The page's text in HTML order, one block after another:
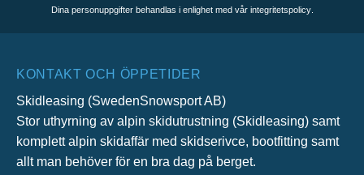
Dina personuppgifter behandlas i enlighet med vår integritetspolicy.
KONTAKT OCH ÖPPETIDER
Skidleasing (SwedenSnowsport AB)
Stor uthyrning av alpin skidutrustning (Skidleasing) samt
komplett alpin skidaffär med skidserivce, bootfitting samt
allt man behöver för en bra dag på berget.